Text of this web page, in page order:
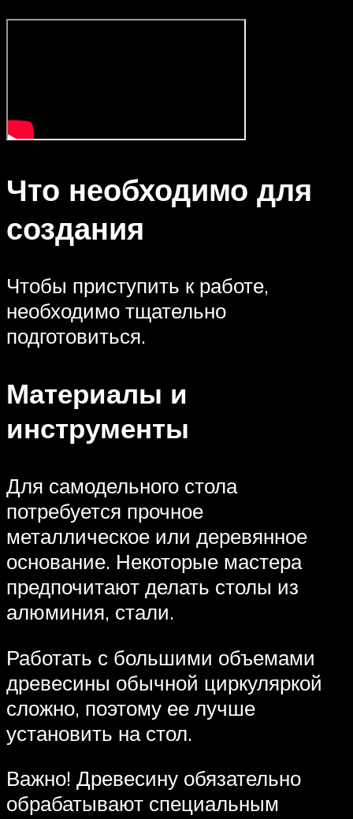
Что необходимо для
создания
Чтобы приступить к работе,
необходимо тщательно
подготовиться.
Материалы и
инструменты
Для самодельного стола
потребуется прочное
металлическое или деревянное
основание. Некоторые мастера
предпочитают делать столы из
алюминия, стали.
Работать с большими объемами
древесины обычной циркуляркой
сложно, поэтому ее лучше
установить на стол.
Важно! Древесину обязательно
обрабатывают специальным